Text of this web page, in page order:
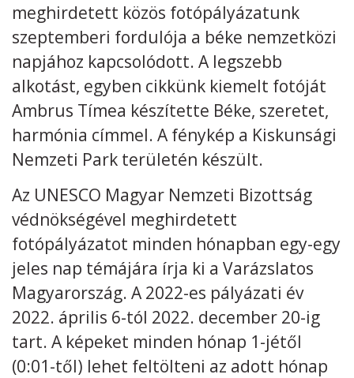
meghirdetett közös fotópályázatunk
szeptemberi fordulója a béke nemzetközi
napjához kapcsolódott. A legszebb
alkotást, egyben cikkünk kiemelt fotóját
Ambrus Tímea készítette Béke, szeretet,
harmónia címmel. A fénykép a Kiskunsági
Nemzeti Park területén készült.
Az UNESCO Magyar Nemzeti Bizottság
védnökségével meghirdetett
fotópályázatot minden hónapban egy-egy
jeles nap témájára írja ki a Varázslatos
Magyarország. A 2022-es pályázati év
2022. április 6-tól 2022. december 20-ig
tart. A képeket minden hónap 1-jétől
(0:01-től) lehet feltölteni az adott hónap